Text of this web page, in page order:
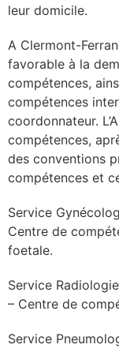
d’info
l’éditeur
un CHU
leur domicile.
A Clermont-
favorable à la
compétences,
compétences
coordonnateur.
compétences,
des conventions
compétences et
Service
Centre de
foetale.
Service
– Centre de
Service